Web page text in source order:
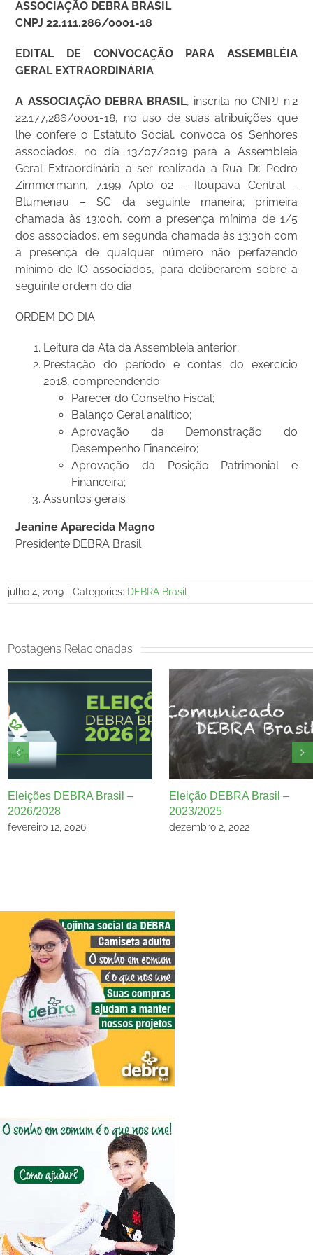
ASSOCIAÇÃO DEBRA BRASIL
CNPJ 22.111.286/0001-18
EDITAL DE CONVOCAÇÃO PARA ASSEMBLÉIA
GERAL EXTRAORDINÁRIA
A ASSOCIAÇÃO DEBRA BRASIL, inscrita no CNPJ n.2
22.177,286/0001-18, no uso de suas atribuições que
lhe confere o Estatuto Social, convoca os Senhores
associados, no día 13/07/2019 para a Assembleia
Geral Extraordinária a ser realizada a Rua Dr. Pedro
Zimmermann, 7.199 Apto 02 – Itoupava Central -
Blumenau – SC da seguinte maneira; primeira
chamada às 13:00h, com a presença mínima de 1/5
dos associados, em segunda chamada às 13:30h com
a presença de qualquer número não perfazendo
mínimo de IO associados, para deliberarem sobre a
seguinte ordem do dia:
ORDEM DO DIA
Leitura da Ata da Assembleia anterior;
Prestação do período e contas do exercício
2018, compreendendo:
Parecer do Conselho Fiscal;
Balanço Geral analítico;
Aprovação da Demonstração do
Desempenho Financeiro;
Aprovação da Posição Patrimonial e
Financeira;
Assuntos gerais
Jeanine Aparecida Magno
Presidente DEBRA Brasil
julho 4, 2019 Categories: DEBRA Brasil
Postagens Relacionadas
Eleições DEBRA Brasil –
2026/2028
fevereiro 12, 2026
Eleição DEBRA Brasil –
2023/2025
dezembro 2, 2022